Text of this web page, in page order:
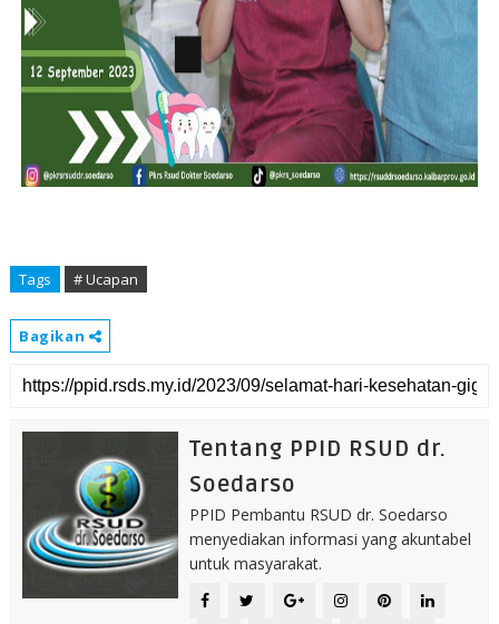
Tags # Ucapan
Bagikan
Tentang PPID RSUD dr.
Soedarso
PPID Pembantu RSUD dr. Soedarso
menyediakan informasi yang akuntabel
untuk masyarakat.